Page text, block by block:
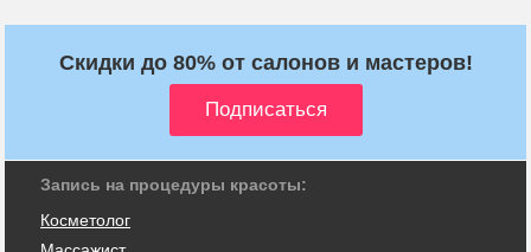
Скидки до 80% от салонов и мастеров!
Запись на процедуры красоты:
Косметолог